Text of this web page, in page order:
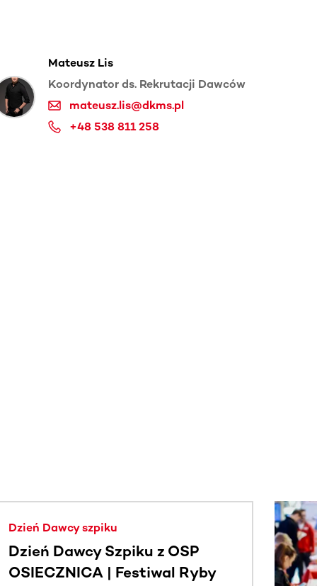
Mateusz Lis
Koordynator ds. Rekrutacji Dawców
mateusz.lis@dkms.pl
+48 538 811 258
Dzień Dawcy szpiku
Dzień Dawcy Szpiku z OSP
OSIECZNICA | Festiwal Ryby